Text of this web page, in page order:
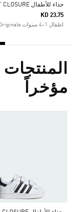
KD 23.75
اطفال 1-4 سنوات Originals
مؤخراً